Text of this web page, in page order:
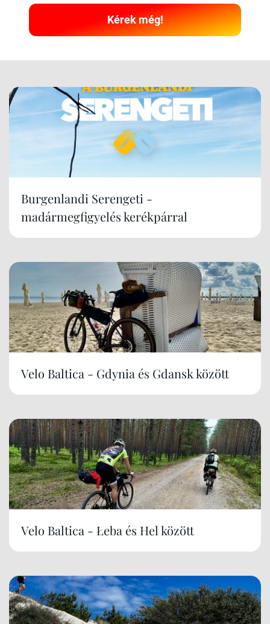
Kérek még!
Burgenlandi Serengeti -
madármegfigyelés kerékpárral
Velo Baltica - Gdynia és Gdansk között
Velo Baltica - Łeba és Hel között